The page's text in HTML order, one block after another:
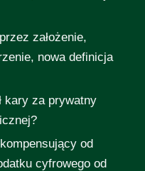
założenie,
nowa definicja
kary za prywatny
od
cyfrowego od